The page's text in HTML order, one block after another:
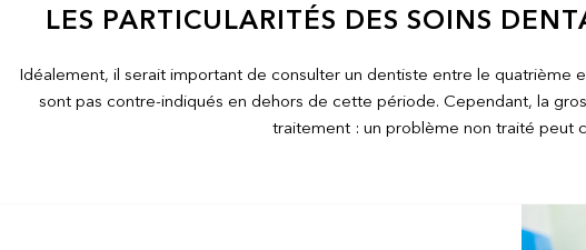
LES PARTICULARITÉS DES SOINS
Idéalement, il serait important de consulter un dentiste entre le quatrième
sont pas contre-indiqués en dehors de cette période. Cependant, la
traitement : un problème non traité peut